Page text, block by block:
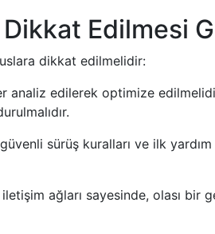
Dikkat Edilmesi
dikkat edilmelidir:
analiz edilerek optimize
sürüş kuralları ve ilk
ağları sayesinde, olası bir